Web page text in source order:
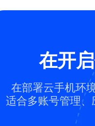
在开
在部署云手机环
适合多账号管理